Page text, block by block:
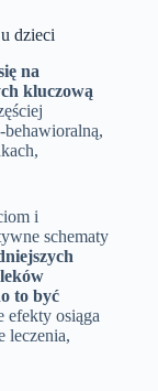
dzieci
na
kluczową
i
schematy
to być
efekty osiąga
leczenia,